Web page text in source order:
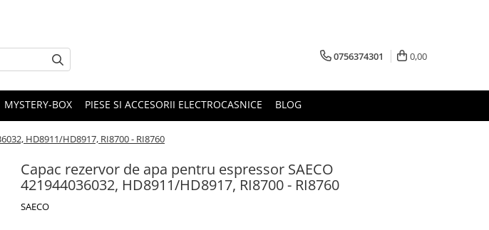
0756374301 0,00
MYSTERY-BOX PIESE SI ACCESORII ELECTROCASNICE BLOG
HD8911/HD8917, RI8700 - RI8760
Capac rezervor de apa pentru espressor SAECO
421944036032, HD8911/HD8917, RI8700 - RI8760
SAECO